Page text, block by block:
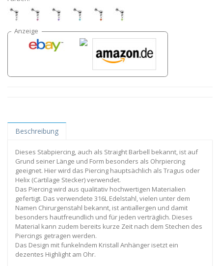
Beschreibung
Dieses Stabpiercing, auch als Straight Barbell bekannt, ist auf
Grund seiner Länge und Form besonders als Ohrpiercing
geeignet. Hier wird das Piercing hauptsächlich als Tragus oder
Helix (Cartilage Stecker) verwendet.
Das Piercing wird aus qualitativ hochwertigen Materialien
gefertigt. Das verwendete 316L Edelstahl, vielen unter dem
Namen Chirurgenstahl bekannt, ist antiallergen und damit
besonders hautfreundlich und für jeden verträglich. Dieses
Material kann zudem bereits kurze Zeit nach dem Stechen des
Piercings getragen werden.
Das Design mit funkelndem Kristall Anhänger isetzt ein
dezentes Highlight am Ohr.